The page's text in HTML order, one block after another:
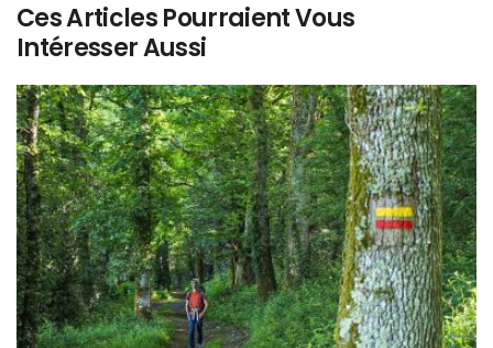
Ces Articles Pourraient Vous
Intéresser Aussi